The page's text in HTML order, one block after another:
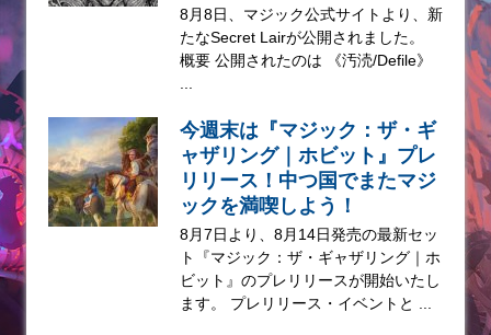
8月8日、マジック公式サイトより、新
たなSecret Lairが公開されました。
概要 公開されたのは 《汚涜/Defile》
...
今週末は『マジック：ザ・ギ
ャザリング｜ホビット』プレ
リリース！中つ国でまたマジ
ックを満喫しよう！
8月7日より、8月14日発売の最新セッ
ト『マジック：ザ・ギャザリング｜ホ
ビット』のプレリリースが開始いたし
ます。 プレリリース・イベントと ...